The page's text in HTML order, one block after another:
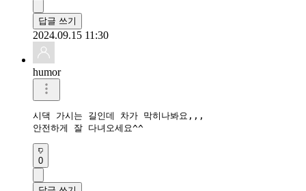
답글 쓰기
2024.09.15 11:30
humor
시댁 가시는 길인데 차가 막히나봐요,,,
0